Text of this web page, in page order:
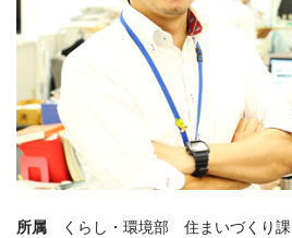
所属
くらし・環境部 住まいづくり課